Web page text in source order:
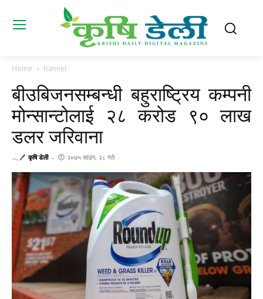
Home banner
बीउबिजनसम्बन्धी बहुराष्ट्रिय कम्पनी
मोन्सान्टोलाई २८ करोड ९० लाख
डलर जरिवाना
𓂃🖊 कृषि डेली - २०७५ साउन, २८ गते